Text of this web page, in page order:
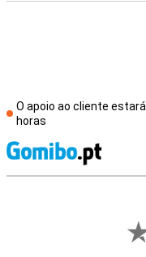
O apoio ao cliente estará
horas